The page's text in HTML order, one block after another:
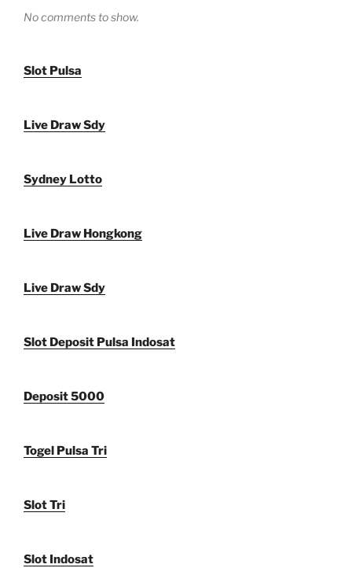
No comments to show.
Slot Pulsa
Live Draw Sdy
Sydney Lotto
Live Draw Hongkong
Live Draw Sdy
Slot Deposit Pulsa Indosat
Deposit 5000
Togel Pulsa Tri
Slot Tri
Slot Indosat